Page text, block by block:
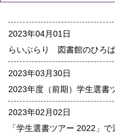
2023年04月01日
らいぶらり 図書館のひろ
2023年03月30日
2023年度（前期）学生選書
2023年02月02日
「学生選書ツアー 2022」